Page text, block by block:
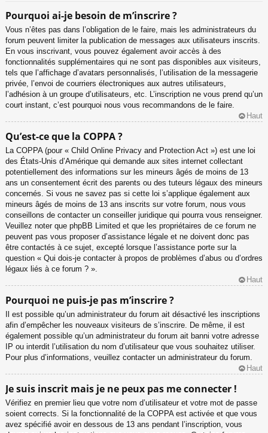
Pourquoi ai-je besoin de m’inscrire ?
Vous n’êtes pas dans l’obligation de le faire, mais les administrateurs du
forum peuvent limiter la publication de messages aux utilisateurs inscrits.
En vous inscrivant, vous pouvez également avoir accès à des
fonctionnalités supplémentaires qui ne sont pas disponibles aux visiteurs,
tels que l’affichage d’avatars personnalisés, l’utilisation de la messagerie
privée, l’envoi de courriers électroniques aux autres utilisateurs,
l’adhésion à un groupe d’utilisateurs, etc. L’inscription ne vous prend qu’un
court instant, c’est pourquoi nous vous recommandons de le faire.
Haut
Qu’est-ce que la COPPA ?
La COPPA (pour « Child Online Privacy and Protection Act ») est une loi
des États-Unis d’Amérique qui demande aux sites internet collectant
potentiellement des informations sur les mineurs âgés de moins de 13
ans un consentement écrit des parents ou des tuteurs légaux des mineurs
concernés. Si vous ne savez pas si cette loi s’applique également aux
mineurs âgés de moins de 13 ans inscrits sur votre forum, nous vous
conseillons de contacter un conseiller juridique qui pourra vous renseigner.
Veuillez noter que phpBB Limited et que les propriétaires de ce forum ne
peuvent pas vous proposer d’assistance légale et ne doivent donc pas
être contactés à ce sujet, excepté lorsque l’assistance porte sur la
question « Qui dois-je contacter à propos de problèmes d’abus ou d’ordres
légaux liés à ce forum ? ».
Haut
Pourquoi ne puis-je pas m’inscrire ?
Il est possible qu’un administrateur du forum ait désactivé les inscriptions
afin d’empêcher les nouveaux visiteurs de s’inscrire. De même, il est
également possible qu’un administrateur du forum ait banni votre adresse
IP ou interdit l’utilisation du nom d’utilisateur que vous souhaitez utiliser.
Pour plus d’informations, veuillez contacter un administrateur du forum.
Haut
Je suis inscrit mais je ne peux pas me connecter !
Vérifiez en premier lieu que votre nom d’utilisateur et votre mot de passe
soient corrects. Si la fonctionnalité de la COPPA est activée et que vous
avez spécifié avoir en dessous de 13 ans pendant l’inscription, vous